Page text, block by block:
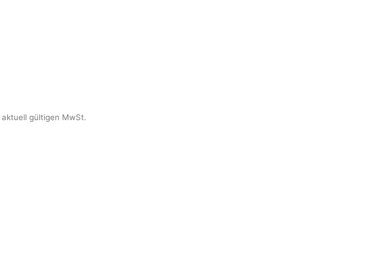
aktuell gültigen MwSt.